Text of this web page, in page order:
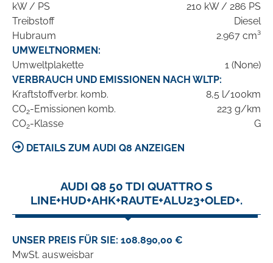
kW / PS
210 kW / 286 PS
Treibstoff
Diesel
Hubraum
2.967 cm³
UMWELTNORMEN:
Umweltplakette
1 (None)
VERBRAUCH UND EMISSIONEN NACH WLTP:
Kraftstoffverbr. komb.
8,5 l/100km
CO2-Emissionen komb.
223 g/km
CO2-Klasse G
DETAILS ZUM AUDI Q8 ANZEIGEN
AUDI Q8 50 TDI QUATTRO S
LINE+HUD+AHK+RAUTE+ALU23+OLED+.
UNSER PREIS FÜR SIE: 108.890,00 €
MwSt. ausweisbar